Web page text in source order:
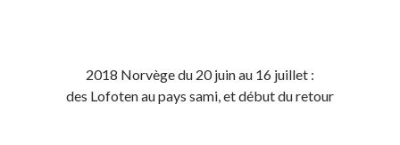
2018 Norvège du 20 juin au 16 juillet :
des Lofoten au pays sami, et début du retour